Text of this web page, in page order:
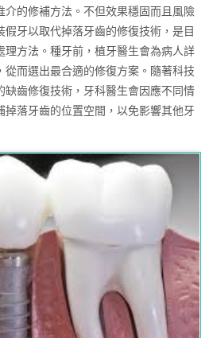
介的修補方法。不但效果穩固而且風險
牙以取代掉落牙齒的修復技術，是目
理方法。種牙前，植牙醫生會為病人詳
從而選出最合適的修復方案。隨著科技
缺齒修復技術，牙科醫生會因應不同情
掉落牙齒的位置空間，以免影響其他牙